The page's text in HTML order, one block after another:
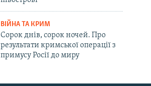
ВІЙНА ТА КРИМ
Сорок днів, сорок ночей. Про
результати кримської операції з
примусу Росії до миру